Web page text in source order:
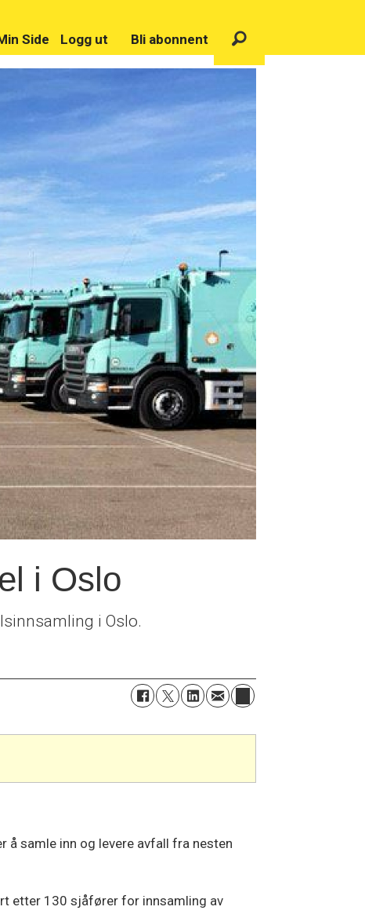
Side Logg ut Bli abonnent
i Oslo
i Oslo.
å samle inn og levere avfall fra nesten
etter 130 sjåfører for innsamling av